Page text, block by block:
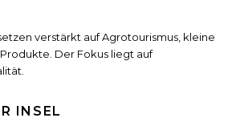
verstärkt auf Agrotourismus, kleine
Der Fokus liegt auf
INSEL